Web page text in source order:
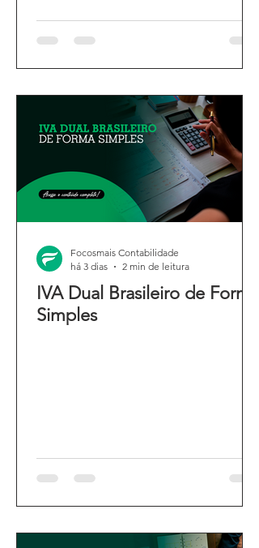
IVA Dual Brasileiro de Forma
Simples
Focosmais Contabilidade
há 3 dias
2 min de leitura